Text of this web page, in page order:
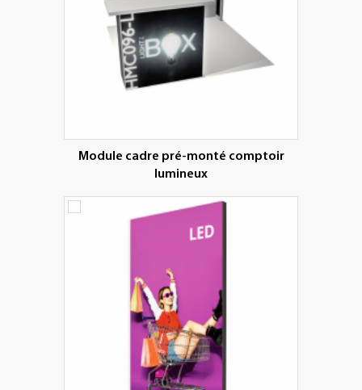
Module cadre pré-monté comptoir
lumineux